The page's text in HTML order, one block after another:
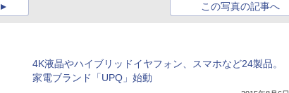
この写真の記事へ
4K液晶やハイブリッドイヤフォン、スマホなど24製品。
家電ブランド「UPQ」始動